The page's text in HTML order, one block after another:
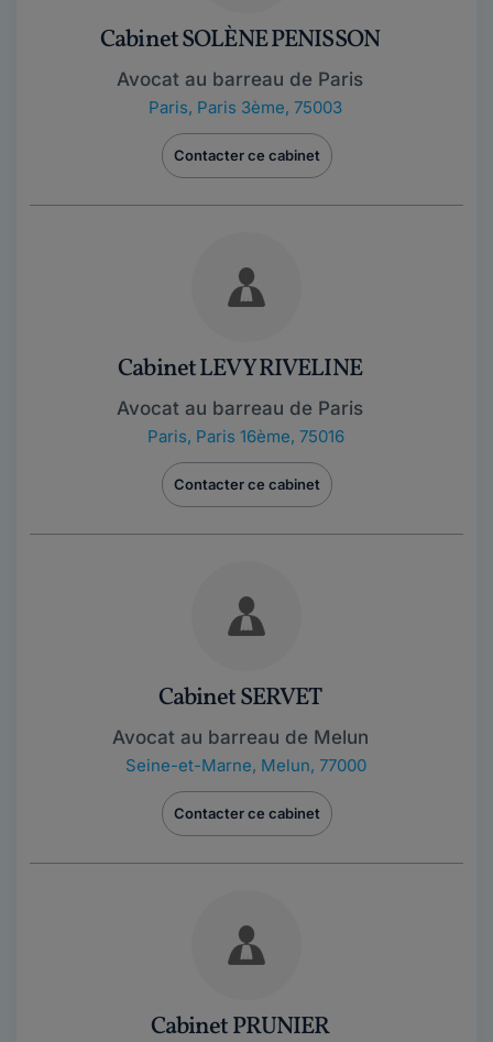
Cabinet SOLÈNE PENISSON
Avocat au barreau de Paris
Paris, Paris 3ème, 75003
Contacter ce cabinet
Cabinet LEVY RIVELINE
Avocat au barreau de Paris
Paris, Paris 16ème, 75016
Contacter ce cabinet
Cabinet SERVET
Avocat au barreau de Melun
Seine-et-Marne, Melun, 77000
Contacter ce cabinet
Cabinet PRUNIER